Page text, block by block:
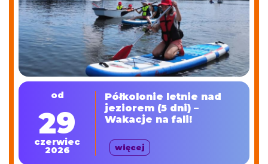
od
29
czerwiec
2026
Półkolonie letnie nad
jeziorem (5 dni) –
Wakacje na fali!
więcej